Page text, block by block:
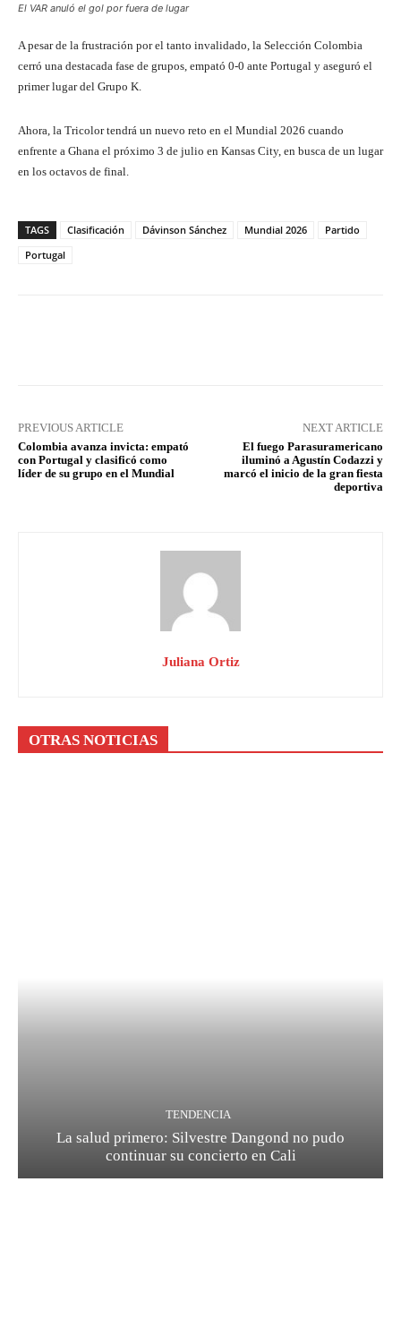
El VAR anuló el gol por fuera de lugar
A pesar de la frustración por el tanto invalidado, la Selección Colombia
cerró una destacada fase de grupos, empató 0-0 ante Portugal y aseguró el
primer lugar del Grupo K.
Ahora, la Tricolor tendrá un nuevo reto en el Mundial 2026 cuando
enfrente a Ghana el próximo 3 de julio en Kansas City, en busca de un lugar
en los octavos de final.
TAGS Clasificación Dávinson Sánchez Mundial 2026
Partido
Portugal
PREVIOUS ARTICLE
Colombia avanza invicta: empató
con Portugal y clasificó como
líder de su grupo en el Mundial
NEXT ARTICLE
El fuego Parasuramericano
iluminó a Agustín Codazzi y
marcó el inicio de la gran fiesta
deportiva
Juliana Ortiz
OTRAS NOTICIAS
TENDENCIA
La salud primero: Silvestre Dangond no pudo
continuar su concierto en Cali